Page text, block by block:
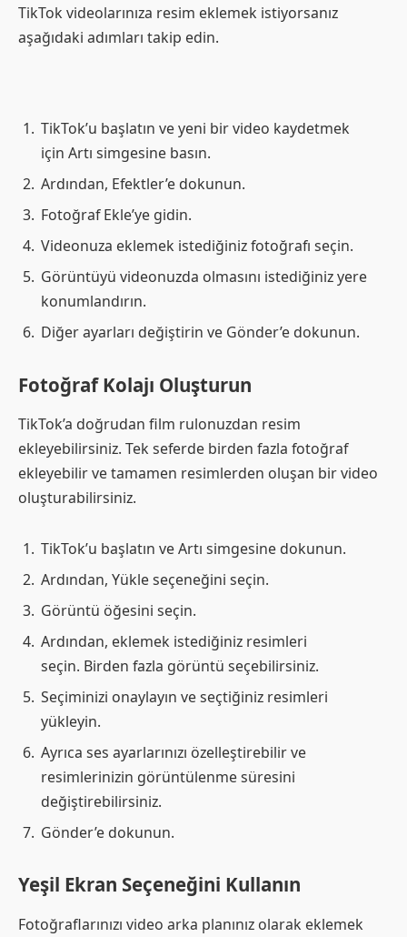
TikTok videolarınıza resim eklemek istiyorsanız
aşağıdaki adımları takip edin.
TikTok’u başlatın ve yeni bir video kaydetmek
için Artı simgesine basın.
Ardından, Efektler’e dokunun.
Fotoğraf Ekle’ye gidin.
Videonuza eklemek istediğiniz fotoğrafı seçin.
Görüntüyü videonuzda olmasını istediğiniz yere
konumlandırın.
Diğer ayarları değiştirin ve Gönder’e dokunun.
Fotoğraf Kolajı Oluşturun
TikTok’a doğrudan film rulonuzdan resim
ekleyebilirsiniz. Tek seferde birden fazla fotoğraf
ekleyebilir ve tamamen resimlerden oluşan bir video
oluşturabilirsiniz.
TikTok’u başlatın ve Artı simgesine dokunun.
Ardından, Yükle seçeneğini seçin.
Görüntü öğesini seçin.
Ardından, eklemek istediğiniz resimleri
seçin. Birden fazla görüntü seçebilirsiniz.
Seçiminizi onaylayın ve seçtiğiniz resimleri
yükleyin.
Ayrıca ses ayarlarınızı özelleştirebilir ve
resimlerinizin görüntülenme süresini
değiştirebilirsiniz.
Gönder’e dokunun.
Yeşil Ekran Seçeneğini Kullanın
Fotoğraflarınızı video arka planınız olarak eklemek